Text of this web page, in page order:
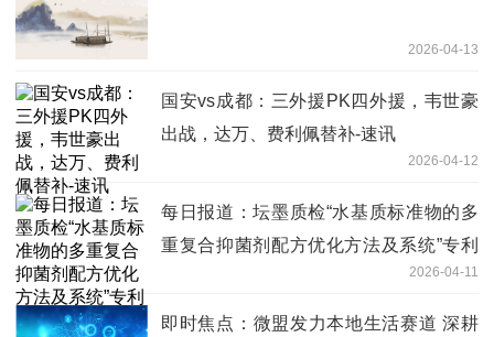
2026-04-13
国安vs成都：三外援PK四外援，韦世豪
出战，达万、费利佩替补-速讯
2026-04-12
每日报道：坛墨质检“水基质标准物的多
重复合抑菌剂配方优化方法及系统”专利
2026-04-11
即时焦点：微盟发力本地生活赛道 深耕